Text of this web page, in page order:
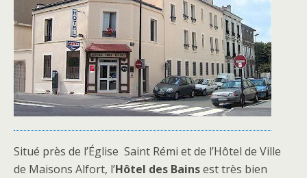
Situé près de l’Église Saint Rémi et de l’Hôtel de Ville
de Maisons Alfort, l’Hôtel des Bainsest très bien